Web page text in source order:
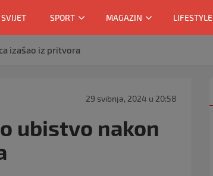
SVIJET SPORT MAGAZIN LIFESTYLE
izašao iz pritvora
29 svibnja, 2024 u 20:58
ubistvo nakon